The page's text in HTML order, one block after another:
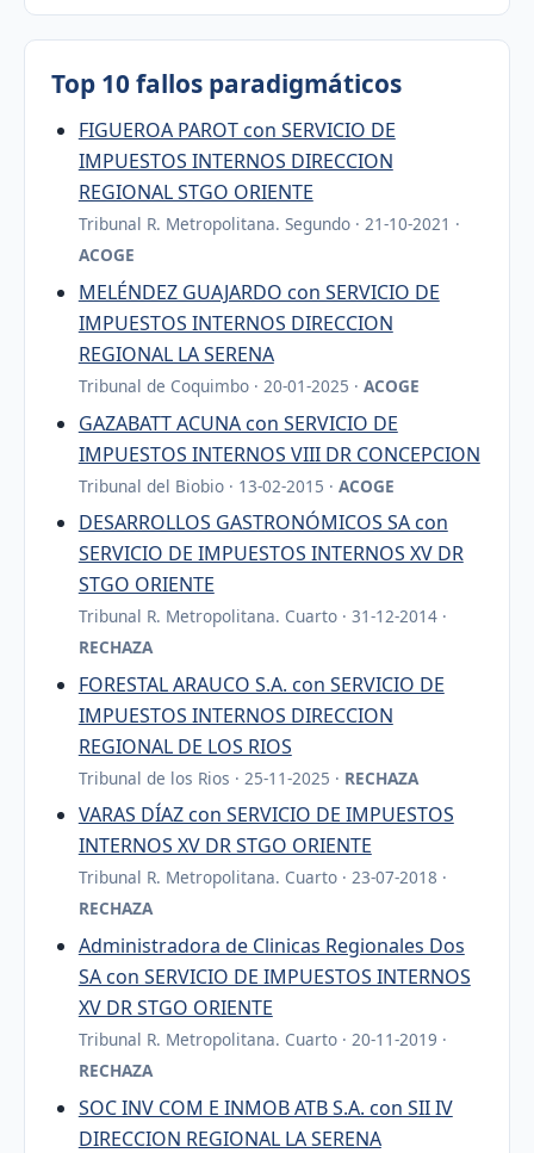
Top 10 fallos paradigmáticos
FIGUEROA PAROT con SERVICIO DE
IMPUESTOS INTERNOS DIRECCION
REGIONAL STGO ORIENTE
Tribunal R. Metropolitana. Segundo · 21-10-2021 ·
ACOGE
MELÉNDEZ GUAJARDO con SERVICIO DE
IMPUESTOS INTERNOS DIRECCION
REGIONAL LA SERENA
Tribunal de Coquimbo · 20-01-2025 · ACOGE
GAZABATT ACUNA con SERVICIO DE
IMPUESTOS INTERNOS VIII DR CONCEPCION
Tribunal del Biobio · 13-02-2015 · ACOGE
DESARROLLOS GASTRONÓMICOS SA con
SERVICIO DE IMPUESTOS INTERNOS XV DR
STGO ORIENTE
Tribunal R. Metropolitana. Cuarto · 31-12-2014 ·
RECHAZA
FORESTAL ARAUCO S.A. con SERVICIO DE
IMPUESTOS INTERNOS DIRECCION
REGIONAL DE LOS RIOS
Tribunal de los Rios · 25-11-2025 · RECHAZA
VARAS DÍAZ con SERVICIO DE IMPUESTOS
INTERNOS XV DR STGO ORIENTE
Tribunal R. Metropolitana. Cuarto · 23-07-2018 ·
RECHAZA
Administradora de Clinicas Regionales Dos
SA con SERVICIO DE IMPUESTOS INTERNOS
XV DR STGO ORIENTE
Tribunal R. Metropolitana. Cuarto · 20-11-2019 ·
RECHAZA
SOC INV COM E INMOB ATB S.A. con SII IV
DIRECCION REGIONAL LA SERENA